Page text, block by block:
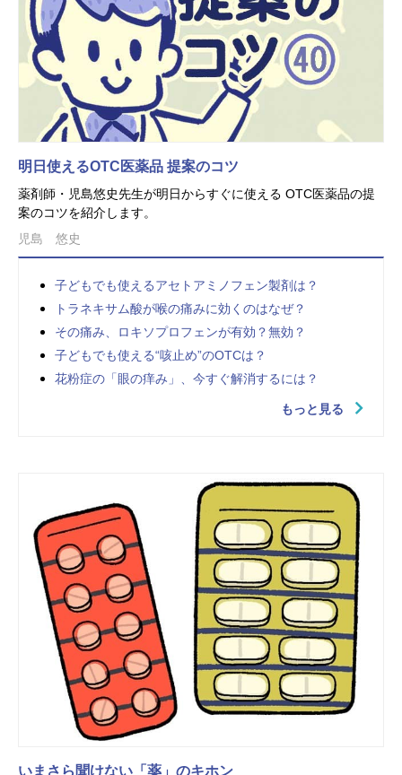
明日使えるOTC医薬品 提案のコツ
薬剤師・児島悠史先生が明日からすぐに使える OTC医薬品の提
案のコツを紹介します。
児島 悠史
子どもでも使えるアセトアミノフェン製剤は？
トラネキサム酸が喉の痛みに効くのはなぜ？
その痛み、ロキソプロフェンが有効？無効？
子どもでも使える“咳止め”のOTCは？
花粉症の「眼の痒み」、今すぐ解消するには？
もっと見る
いまさら聞けない「薬」のキホン